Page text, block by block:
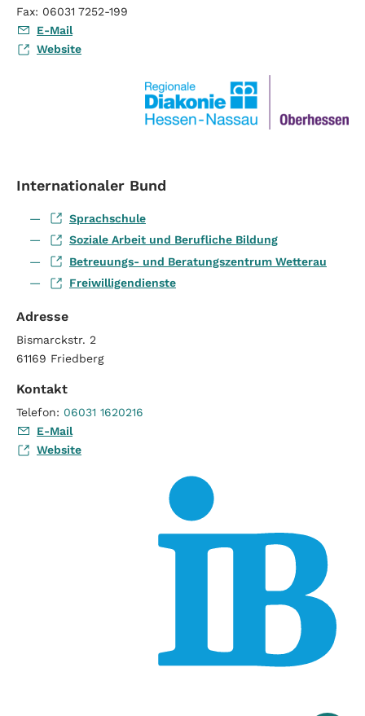
Fax: 06031 7252-199
E-Mail
Website
Internationaler Bund
Sprachschule
Soziale Arbeit und Berufliche Bildung
Betreuungs- und Beratungszentrum Wetterau
Freiwilligendienste
Adresse
Bismarckstr. 2
61169 Friedberg
Kontakt
Telefon: 06031 1620216
E-Mail
Website